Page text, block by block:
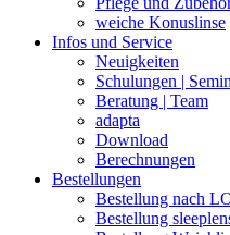
weiche Konuslinse
Infos und Service
Neuigkeiten
Schulungen |
Beratung | Team
adapta
Download
Berechnungen
Bestellungen
Bestellung nach
Bestellung